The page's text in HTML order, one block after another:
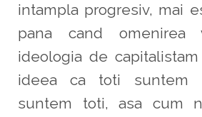
intampla progresiv, mai
pana cand omenirea
ideologia de
ideea ca toti suntem
suntem toti, asa cum